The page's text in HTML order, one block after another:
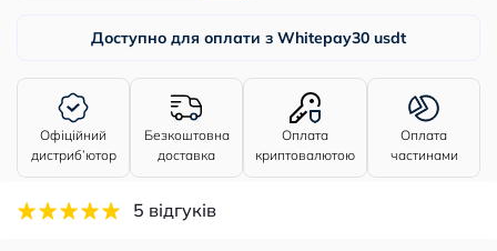
Доступно для оплати з Whitepay30 usdt
Офіційний
дистриб’ютор
Безкоштовна
доставка
Оплата
криптовалютою
Оплата
частинами
5 відгуків